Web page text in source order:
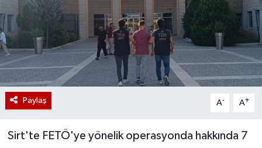
Paylaş A- A+
Sirt'te FETÖ'ye yönelik operasyonda hakkında 7